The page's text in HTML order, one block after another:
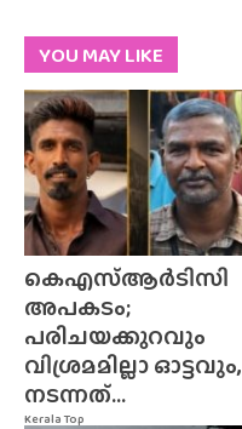
YOU MAY LIKE
Kerala Top
കെഎസ്ആർടിസി
അപകടം;
പരിചയക്കുറവും
വിശ്രമമില്ലാ ഓട്ടവും,
നടന്നത്...